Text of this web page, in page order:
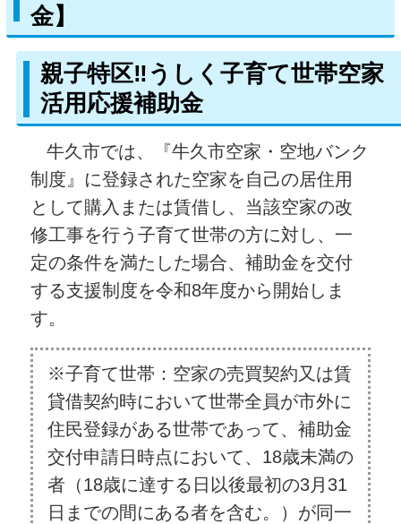
金】
親子特区‼うしく子育て世帯空家
活用応援補助金
牛久市では、『牛久市空家・空地バンク
制度』に登録された空家を自己の居住用
として購入または賃借し、当該空家の改
修工事を行う子育て世帯の方に対し、一
定の条件を満たした場合、補助金を交付
する支援制度を令和8年度から開始しま
す。
※子育て世帯：空家の売買契約又は賃
貸借契約時において世帯全員が市外に
住民登録がある世帯であって、補助金
交付申請日時点において、18歳未満の
者（18歳に達する日以後最初の3月31
日までの間にある者を含む。）が同一